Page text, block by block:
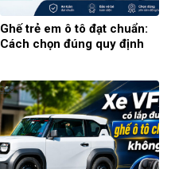
Ghế trẻ em ô tô đạt chuẩn:
Cách chọn đúng quy định